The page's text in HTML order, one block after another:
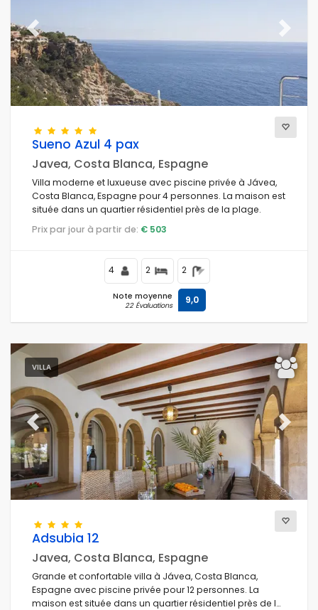
Previous Next
Sueno Azul 4 pax
Javea, Costa Blanca, Espagne
Villa moderne et luxueuse avec piscine privée à Jávea,
Costa Blanca, Espagne pour 4 personnes. La maison est
située dans un quartier résidentiel près de la plage.
Prix par jour à partir de: € 503
4 2 2
Note moyenne
22 Évaluations 9,0
VILLA
Previous Next
Adsubia 12
Javea, Costa Blanca, Espagne
Grande et confortable villa à Jávea, Costa Blanca,
Espagne avec piscine privée pour 12 personnes. La
maison est située dans un quartier résidentiel près de la